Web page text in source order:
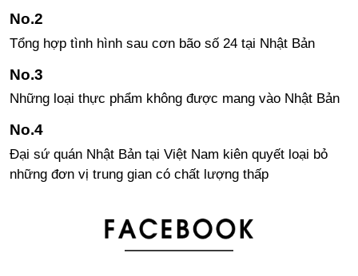
Tổng hợp tình hình sau cơn bão số 24 tại Nhật Bản
Những loại thực phẩm không được mang vào Nhật Bản
Đại sứ quán Nhật Bản tại Việt Nam kiên quyết loại bỏ
những đơn vị trung gian có chất lượng thấp
Gate Tower - một công trình đáng kinh ngạc